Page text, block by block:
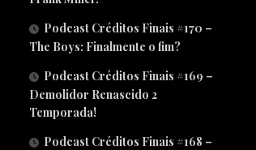
Podcast Créditos Finais #170 –
The Boys: Finalmente o fim?
Podcast Créditos Finais #169 –
Demolidor Renascido 2
Temporada!
Podcast Créditos Finais #168 –